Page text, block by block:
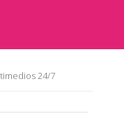
24/7